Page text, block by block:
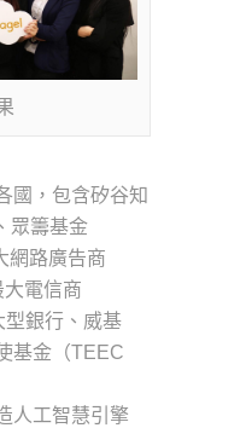
國，包含矽谷知
眾籌基金
網路廣告商
電信商
型銀行、威基
基金（TEEC
人工智慧引擎